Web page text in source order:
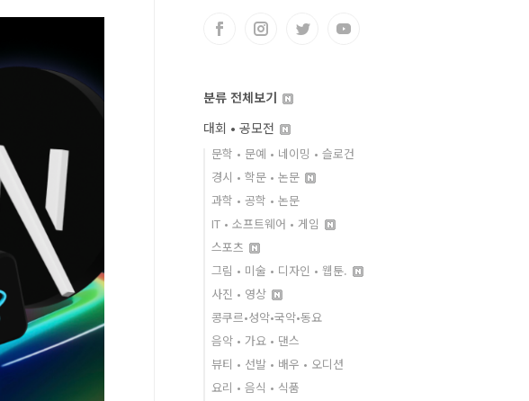
분류 전체보기
대회 • 공모전
문학 • 문예 • 네이밍 • 슬로건
경시 • 학문 • 논문
과학 • 공학 • 논문
IT • 소프트웨어 • 게임
스포츠
그림 • 미술 • 디자인 • 웹툰.
사진 • 영상
콩쿠르•성악•국악•동요
음악 • 가요 • 댄스
뷰티 • 선발 • 배우 • 오디션
요리 • 음식 • 식품